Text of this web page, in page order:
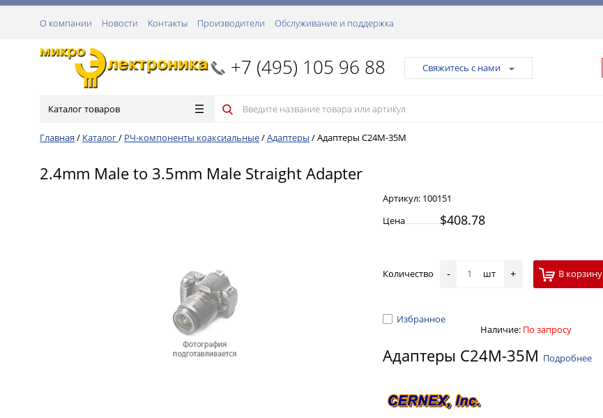
О компании Новости Контакты Производители Обслуживание и поддержка
+7 (495) 105 96 88 Свяжитесь с нами
Каталог товаров
Главная / Каталог/ РЧ-компоненты коаксиальные/Адаптеры /Адаптеры C24M-35M
2.4mm Male to 3.5mm Male Straight Adapter
Артикул: 100151
Цена
$408.78
Количество - шт + В корзину
Избранное
Наличие: По запросу
Адаптеры C24M-35M Подробнее